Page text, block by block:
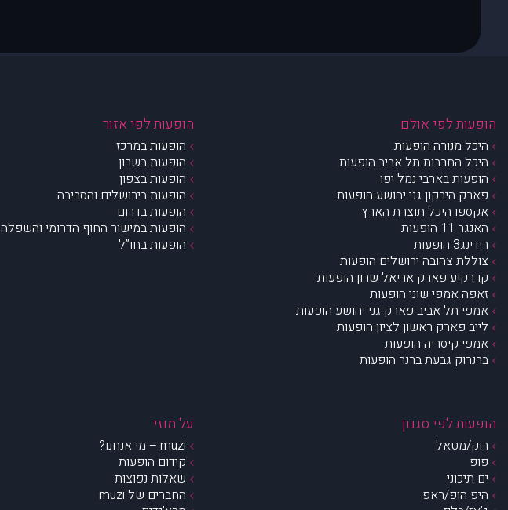
הופעות לפי אולם
היכל מנורה הופעות
היכל התרבות תל אביב הופעות
הופעות בארבי נמל יפו
פארק הירקון גני יהושע הופעות
אקספו היכל תוצרת הארץ
האנגר 11 הופעות
רידינג3 הופעות
צוללת צהובה ירושלים הופעות
קו רקיע פארק אריאל שרון הופעות
זאפה אמפי שוני הופעות
אמפי תל אביב פארק גני יהושע הופעות
לייב פארק ראשון לציון הופעות
אמפי קיסריה הופעות
ברנרוק גבעת ברנר הופעות
הופעות לפי אזור
הופעות במרכז
הופעות בשרון
הופעות בצפון
הופעות בירושלים והסביבה
הופעות בדרום
הופעות במישור החוף הדרומי והשפלה
הופעות בחו”ל
הופעות לפי סגנון
רוק/מטאל
פופ
ים תיכוני
היפ הופ/ראפ
על מוזי
muzi – מי אנחנו?
קידום הופעות
שאלות נפוצות
החברים של muzi